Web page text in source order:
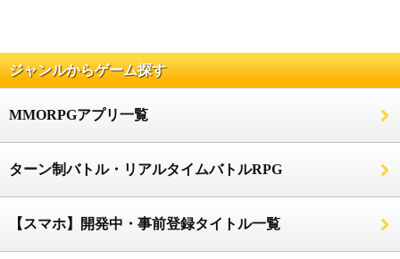
ジャンルからゲーム探す
MMORPGアプリ一覧
ターン制バトル・リアルタイムバトルRPG
【スマホ】開発中・事前登録タイトル一覧